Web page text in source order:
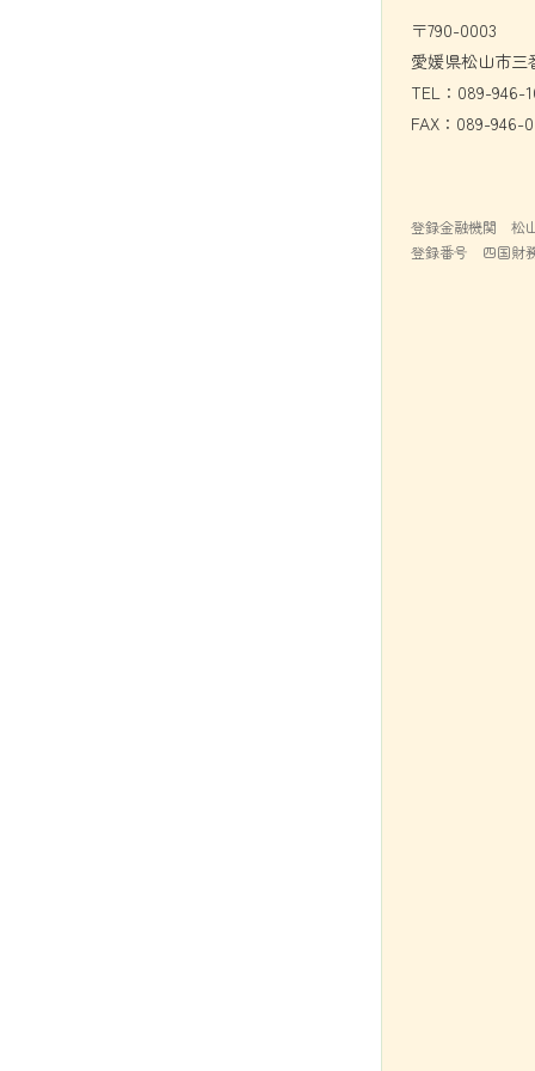
〒790-0003
愛媛県松山市三
TEL：089-946-
FAX：089-946-
登録金融機関 松
登録番号 四国財